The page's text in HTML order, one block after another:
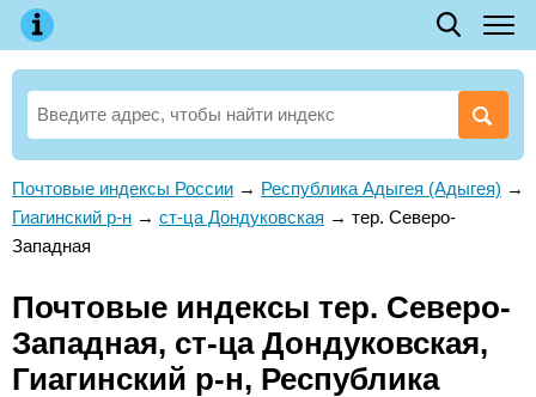
Почтовые индексы России → Республика Адыгея (Адыгея) →
Гиагинский р-н → ст-ца Дондуковская → тер. Северо-
Западная
Почтовые индексы тер. Северо-
Западная, ст-ца Дондуковская,
Гиагинский р-н, Республика